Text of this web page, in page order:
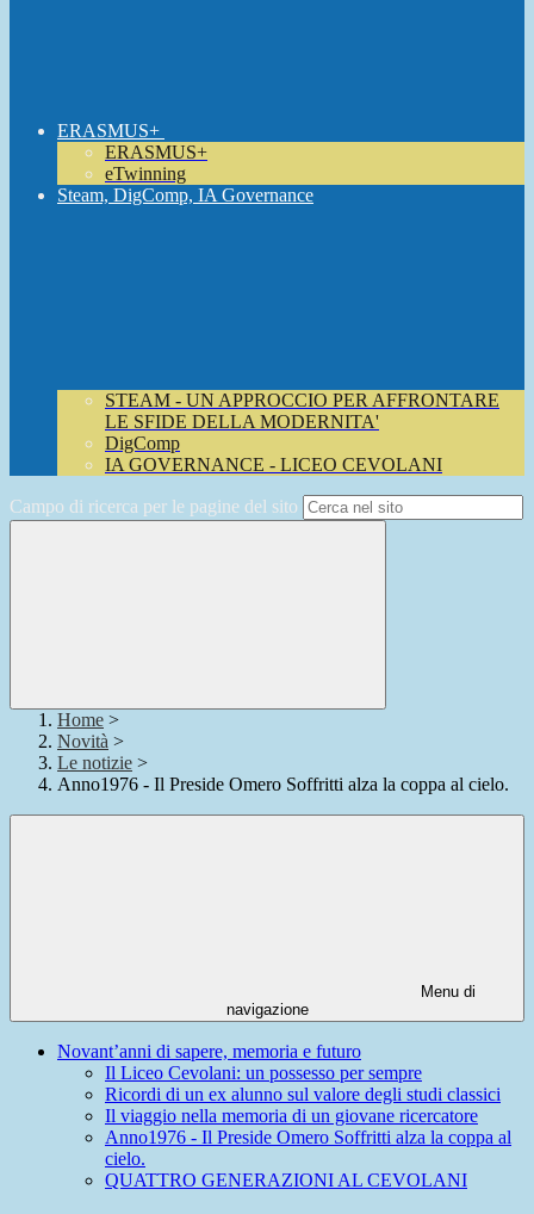
ERASMUS+
ERASMUS+
eTwinning
Steam, DigComp, IA Governance
STEAM - UN APPROCCIO PER AFFRONTARE
LE SFIDE DELLA MODERNITA'
DigComp
IA GOVERNANCE - LICEO CEVOLANI
Campo di ricerca per le pagine del sito
Home >
Novità >
Le notizie >
Anno1976 - Il Preside Omero Soffritti alza la coppa al cielo.
Menu di
navigazione
Novant’anni di sapere, memoria e futuro
Il Liceo Cevolani: un possesso per sempre
Ricordi di un ex alunno sul valore degli studi classici
Il viaggio nella memoria di un giovane ricercatore
Anno1976 - Il Preside Omero Soffritti alza la coppa al
cielo.
QUATTRO GENERAZIONI AL CEVOLANI